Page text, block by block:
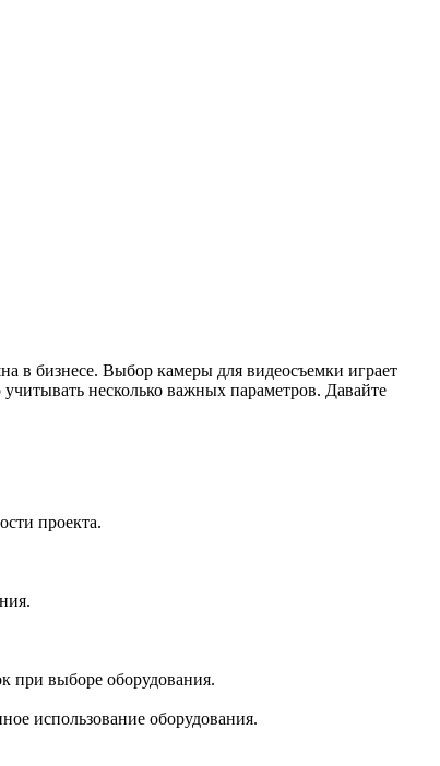
в бизнесе. Выбор камеры для видеосъемки играет
несколько важных параметров. Давайте
проекта.
при выборе оборудования.
использование оборудования.